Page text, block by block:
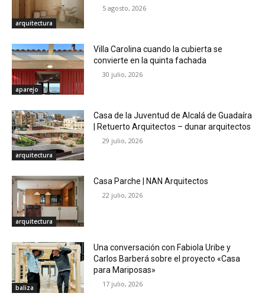
arquitectura
5 agosto, 2026
aparejo
Villa Carolina cuando la cubierta se
convierte en la quinta fachada
30 julio, 2026
arquitectura
Casa de la Juventud de Alcalá de Guadaíra
| Retuerto Arquitectos – dunar arquitectos
29 julio, 2026
arquitectura
Casa Parche | NAN Arquitectos
22 julio, 2026
baliza
Una conversación con Fabiola Uribe y
Carlos Barberá sobre el proyecto «Casa
para Mariposas»
17 julio, 2026